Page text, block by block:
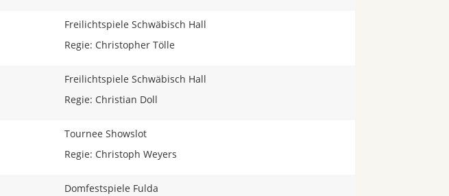
Freilichtspiele Schwäbisch Hall
Regie: Christopher Tölle
Freilichtspiele Schwäbisch Hall
Regie: Christian Doll
Tournee Showslot
Regie: Christoph Weyers
Domfestspiele Fulda